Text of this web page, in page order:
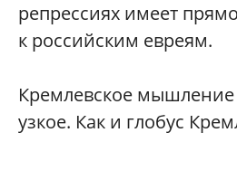
репрессиях имеет
к российским евреям.
Кремлевское мышление
узкое. Как и глобус